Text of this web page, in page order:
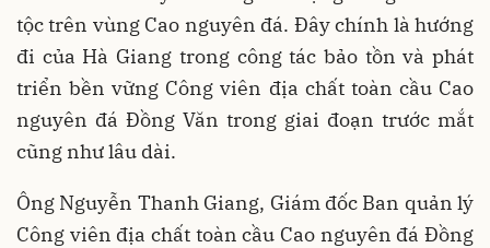
tộc trên vùng Cao nguyên đá. Đây chính là hướng
đi của Hà Giang trong công tác bảo tồn và phát
triển bền vững Công viên địa chất toàn cầu Cao
nguyên đá Đồng Văn trong giai đoạn trước mắt
cũng như lâu dài.
Ông Nguyễn Thanh Giang, Giám đốc Ban quản lý
Công viên địa chất toàn cầu Cao nguyên đá Đồng